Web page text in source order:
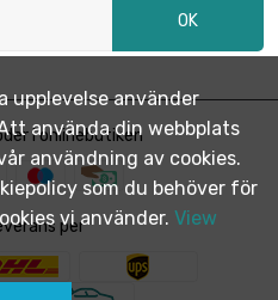
OK
i onlinebutiken
per
upplevelse använder
använda din webbplats
användning av cookies.
som du behöver för
vi använder. View